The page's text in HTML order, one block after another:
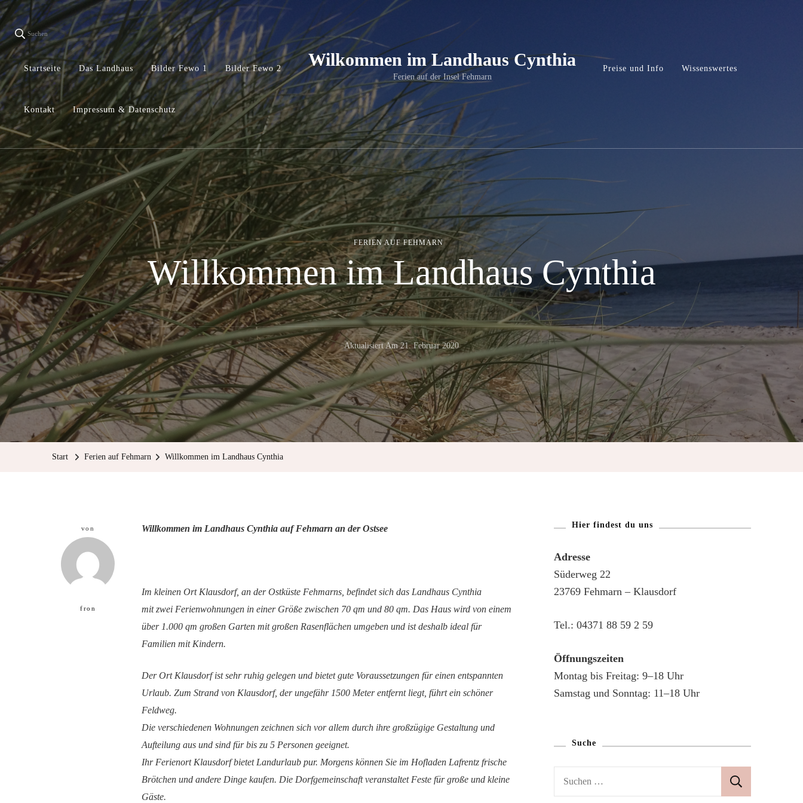
Suchen
Startseite Das Landhaus Bilder Fewo 1 Bilder Fewo 2 Wilkommen im Landhaus Cynthia
Ferien auf der Insel Fehmarn
Preise und Info Wissenswertes
Kontakt Impressum & Datenschutz
FERIEN AUF FEHMARN
Willkommen im Landhaus Cynthia
Aktualisiert Am21. Februar 2020
Start Ferien auf Fehmarn Willkommen im Landhaus Cynthia
von
fron
Willkommen im Landhaus Cynthia auf Fehmarn an der Ostsee
Im kleinen Ort Klausdorf, an der Ostküste Fehmarns, befindet sich das Landhaus Cynthia
mit zwei Ferienwohnungen in einer Größe zwischen 70 qm und 80 qm. Das Haus wird von einem
über 1.000 qm großen Garten mit großen Rasenflächen umgeben und ist deshalb ideal für
Familien mit Kindern.
Der Ort Klausdorf ist sehr ruhig gelegen und bietet gute Voraussetzungen für einen entspannten
Urlaub. Zum Strand von Klausdorf, der ungefähr 1500 Meter entfernt liegt, führt ein schöner
Feldweg.
Die verschiedenen Wohnungen zeichnen sich vor allem durch ihre großzügige Gestaltung und
Aufteilung aus und sind für bis zu 5 Personen geeignet.
Ihr Ferienort Klausdorf bietet Landurlaub pur. Morgens können Sie im Hofladen Lafrentz frische
Brötchen und andere Dinge kaufen. Die Dorfgemeinschaft veranstaltet Feste für große und kleine
Gäste.
Hier findest du uns
Adresse
Süderweg 22
23769 Fehmarn – Klausdorf
Tel.: 04371 88 59 2 59
Öffnungszeiten
Montag bis Freitag: 9–18 Uhr
Samstag und Sonntag: 11–18 Uhr
Suche